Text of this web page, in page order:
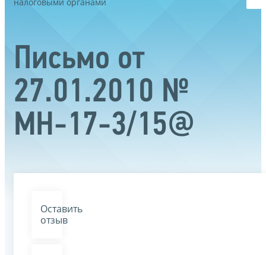
Письмо от
27.01.2010 №
МН-17-3/15@
Оставить
отзыв